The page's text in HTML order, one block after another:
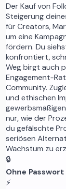
Der Kauf von
Steigerung
für Creators,
um eine
fördern. Du
konfrontiert,
Weg birgt auch
Engagement-
Community.
und ethischen
nur, wie der
du gefälschte
seriösen
Wachstum zu
🔒
Ohne Passwort
⚡